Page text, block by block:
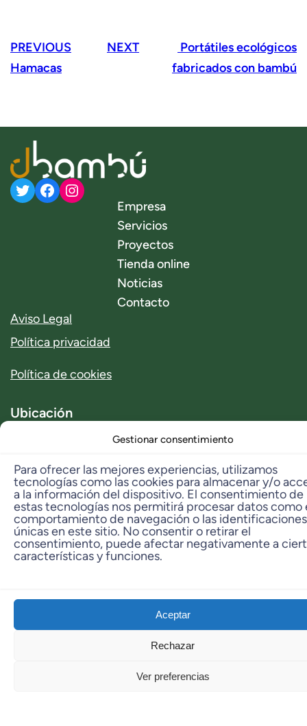
Gestionar consentimiento
Para ofrecer las mejores experiencias, utilizamos
tecnologías como las cookies para almacenar y/o
a la información del dispositivo. El consentimiento de
estas tecnologías nos permitirá procesar datos como
comportamiento de navegación o las identificaciones
únicas en este sitio. No consentir o retirar el
consentimiento, puede afectar negativamente a
características y funciones.
Aceptar
Rechazar
Ver preferencias
PREVIOUS
Hamacas
NEXT
Portátiles ecológicos
fabricados con bambú
Twitter Facebook Instagram
Empresa
Servicios
Proyectos
Tienda online
Noticias
Contacto
Aviso Legal
Política privacidad
Política de cookies
Ubicación
Contacto
info@dbambu.net
Telf. Ventas: 93 797 29 42
Telf. Taller: 606 331 573